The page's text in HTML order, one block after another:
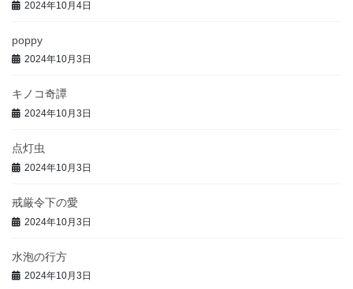
2024年10月4日
poppy
2024年10月3日
キノコ奇譚
2024年10月3日
点灯虫
2024年10月3日
戒厳令下の愛
2024年10月3日
水泡の行方
2024年10月3日